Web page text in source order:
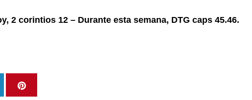
2 corintios 12 – Durante esta semana, DTG caps 45.46.